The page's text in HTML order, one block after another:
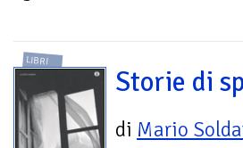
LIBRI
Storie di
di Mario